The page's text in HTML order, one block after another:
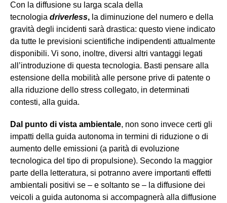
Con la diffusione su larga scala della
tecnologia driverless, la diminuzione del numero e della
gravità degli incidenti sarà drastica: questo viene indicato
da tutte le previsioni scientifiche indipendenti attualmente
disponibili. Vi sono, inoltre, diversi altri vantaggi legati
all’introduzione di questa tecnologia. Basti pensare alla
estensione della mobilità alle persone prive di patente o
alla riduzione dello stress collegato, in determinati
contesti, alla guida.
Dal punto di vista ambientale, non sono invece certi gli
impatti della guida autonoma in termini di riduzione o di
aumento delle emissioni (a parità di evoluzione
tecnologica del tipo di propulsione). Secondo la maggior
parte della letteratura, si potranno avere importanti effetti
ambientali positivi se – e soltanto se – la diffusione dei
veicoli a guida autonoma si accompagnerà alla diffusione